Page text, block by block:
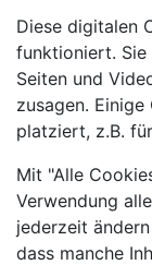
Diese digitalen
funktioniert. Sie
Seiten und
zusagen.
platziert, z.B.
Mit "Alle
Verwendung
jederzeit
dass manche